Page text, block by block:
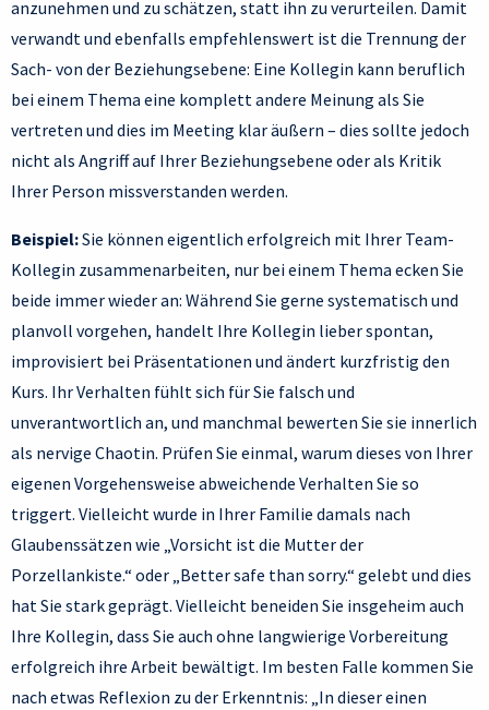
anzunehmen und zu schätzen, statt ihn zu verurteilen. Damit
verwandt und ebenfalls empfehlenswert ist die Trennung der
Sach- von der Beziehungsebene: Eine Kollegin kann beruflich
bei einem Thema eine komplett andere Meinung als Sie
vertreten und dies im Meeting klar äußern – dies sollte jedoch
nicht als Angriff auf Ihrer Beziehungsebene oder als Kritik
Ihrer Person missverstanden werden.
Beispiel:Sie können eigentlich erfolgreich mit Ihrer Team-
Kollegin zusammenarbeiten, nur bei einem Thema ecken Sie
beide immer wieder an: Während Sie gerne systematisch und
planvoll vorgehen, handelt Ihre Kollegin lieber spontan,
improvisiert bei Präsentationen und ändert kurzfristig den
Kurs. Ihr Verhalten fühlt sich für Sie falsch und
unverantwortlich an, und manchmal bewerten Sie sie innerlich
als nervige Chaotin. Prüfen Sie einmal, warum dieses von Ihrer
eigenen Vorgehensweise abweichende Verhalten Sie so
triggert. Vielleicht wurde in Ihrer Familie damals nach
Glaubenssätzen wie „Vorsicht ist die Mutter der
Porzellankiste.“ oder „Better safe than sorry.“ gelebt und dies
hat Sie stark geprägt. Vielleicht beneiden Sie insgeheim auch
Ihre Kollegin, dass Sie auch ohne langwierige Vorbereitung
erfolgreich ihre Arbeit bewältigt. Im besten Falle kommen Sie
nach etwas Reflexion zu der Erkenntnis: „In dieser einen